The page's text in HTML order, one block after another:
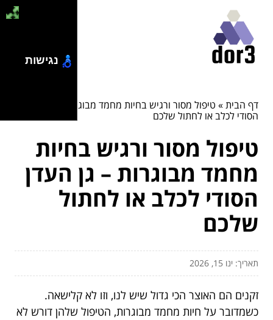
דף הבית» טיפול מסור ורגיש בחיות מחמד מבוגרות – גן העדן
הסודי לכלב או לחתול שלכם
טיפול מסור ורגיש בחיות
מחמד מבוגרות – גן העדן
הסודי לכלב או לחתול
שלכם
תאריך: ינו 15, 2026
זקנים הם האוצר הכי גדול שיש לנו, וזו לא קלישאה.
כשמדובר על חיות מחמד מבוגרות, הטיפול שלהן דורש לא
נגישות